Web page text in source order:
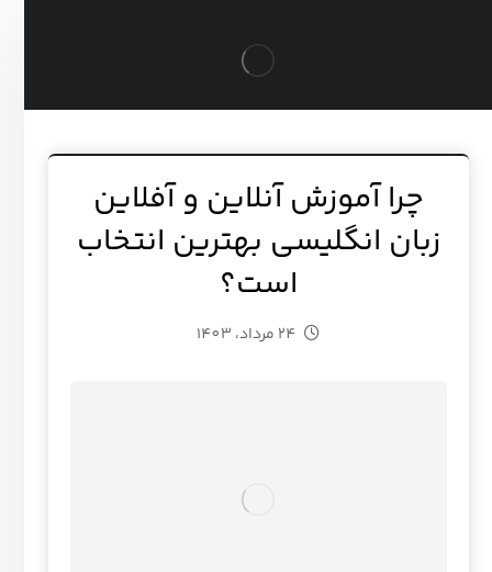
چرا آموزش آنلاین و آفلاین
زبان انگلیسی بهترین انتخاب
است؟
24 مرداد، 1403